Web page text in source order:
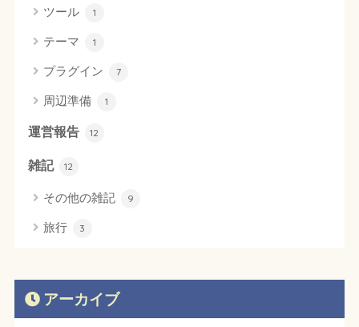
ツール 1
テーマ 1
プラグイン 7
周辺準備 1
運営報告 12
雑記 12
その他の雑記 9
旅行 3
アーカイブ